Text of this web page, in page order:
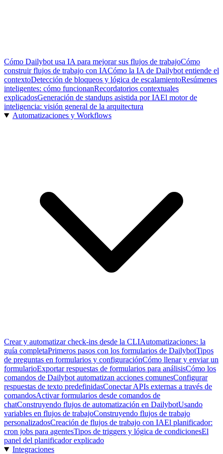
Cómo Dailybot usa IA para mejorar sus flujos de trabajoCómo
construir flujos de trabajo con IACómo la IA de Dailybot entiende el
contextoDetección de bloqueos y lógica de escalamientoResúmenes
inteligentes: cómo funcionanRecordatorios contextuales
explicadosGeneración de standups asistida por IAEl motor de
inteligencia: visión general de la arquitectura
Automatizaciones y Workflows
Crear y automatizar check-ins desde la CLIAutomatizaciones: la
guía completaPrimeros pasos con los formularios de DailybotTipos
de preguntas en formularios y configuraciónCómo llenar y enviar un
formularioExportar respuestas de formularios para análisisCómo los
comandos de Dailybot automatizan acciones comunesConfigurar
respuestas de texto predefinidasConectar APIs externas a través de
comandosActivar formularios desde comandos de
chatConstruyendo flujos de automatización en DailybotUsando
variables en flujos de trabajoConstruyendo flujos de trabajo
personalizadosCreación de flujos de trabajo con IAEl planificador:
cron jobs para agentesTipos de triggers y lógica de condicionesEl
panel del planificador explicado
Integraciones